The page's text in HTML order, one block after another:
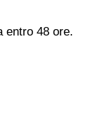
entro 48 ore.